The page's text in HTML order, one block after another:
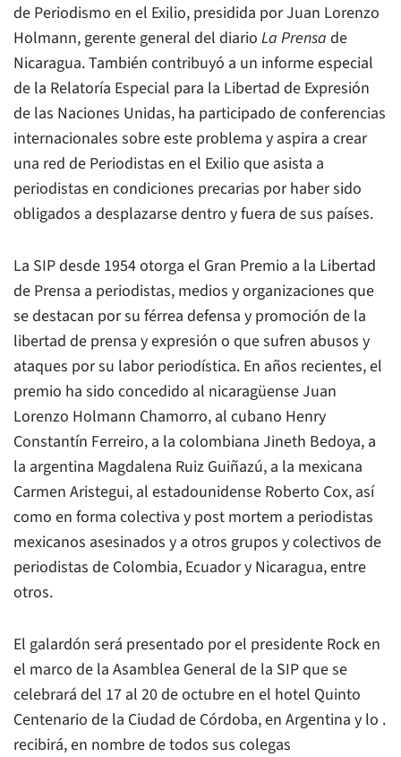
de Periodismo en el Exilio, presidida por Juan Lorenzo
Holmann, gerente general del diario La Prensa de
Nicaragua. También contribuyó a un informe especial
de la Relatoría Especial para la Libertad de Expresión
de las Naciones Unidas, ha participado de conferencias
internacionales sobre este problema y aspira a crear
una red de Periodistas en el Exilio que asista a
periodistas en condiciones precarias por haber sido
obligados a desplazarse dentro y fuera de sus países.
La SIP desde 1954 otorga el Gran Premio a la Libertad
de Prensa a periodistas, medios y organizaciones que
se destacan por su férrea defensa y promoción de la
libertad de prensa y expresión o que sufren abusos y
ataques por su labor periodística. En años recientes, el
premio ha sido concedido al nicaragüense Juan
Lorenzo Holmann Chamorro, al cubano Henry
Constantín Ferreiro, a la colombiana Jineth Bedoya, a
la argentina Magdalena Ruiz Guiñazú, a la mexicana
Carmen Aristegui, al estadounidense Roberto Cox, así
como en forma colectiva y post mortem a periodistas
mexicanos asesinados y a otros grupos y colectivos de
periodistas de Colombia, Ecuador y Nicaragua, entre
otros.
El galardón será presentado por el presidente Rock en
el marco de la Asamblea General de la SIP que se
celebrará del 17 al 20 de octubre en el hotel Quinto
Centenario de la Ciudad de Córdoba, en Argentina y lo .
recibirá, en nombre de todos sus colegas